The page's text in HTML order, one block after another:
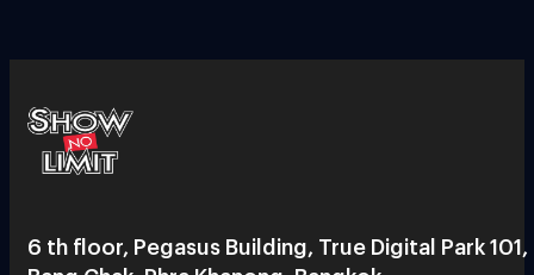
6 th floor, Pegasus Building, True Digital Park 101,